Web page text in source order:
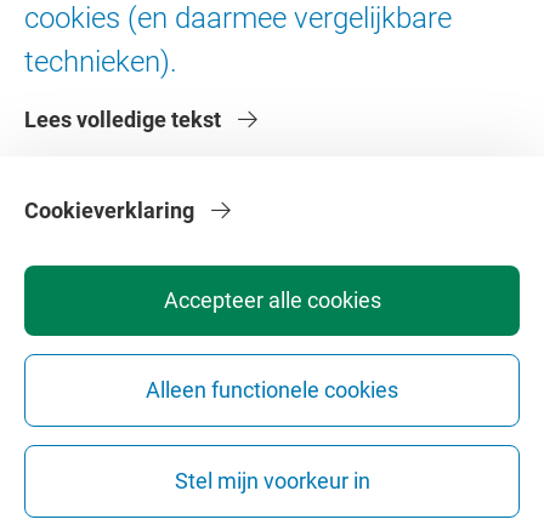
cookies (en daarmee vergelijkbare
technieken).
Lees volledige tekst
Accepteer alle cookies
Alleen functionele cookies
Stel mijn voorkeur in
Cookieverklaring
Over de VU
Contact en route
Faculteiten
PrivacyDisclaimerVeiligheidWebcolofonCookie instellingen
Copyright © 2026 - Vrije Universiteit Amsterdam